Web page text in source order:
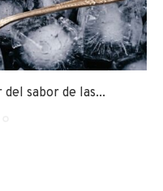
sabor de las...